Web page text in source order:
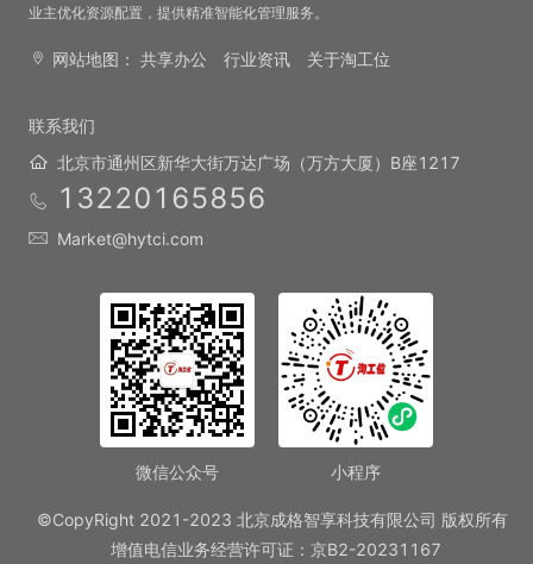
业主优化资源配置，提供精准智能化管理服务。
网站地图： 共享办公 行业资讯 关于淘工位
联系我们
北京市通州区新华大街万达广场（万方大厦）B座1217
13220165856
Market@hytci.com
微信公众号 小程序
©CopyRight 2021-2023 北京成格智享科技有限公司 版权所有
增值电信业务经营许可证：京B2-20231167